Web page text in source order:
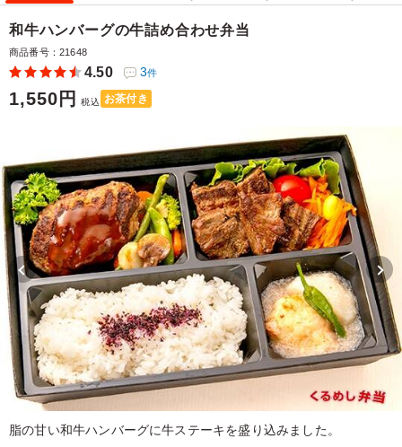
和牛ハンバーグの牛詰め合わせ弁当
商品番号：21648
4.50 3件
1,550円 税込 お茶付き
脂の甘い和牛ハンバーグに牛ステーキを盛り込みました。